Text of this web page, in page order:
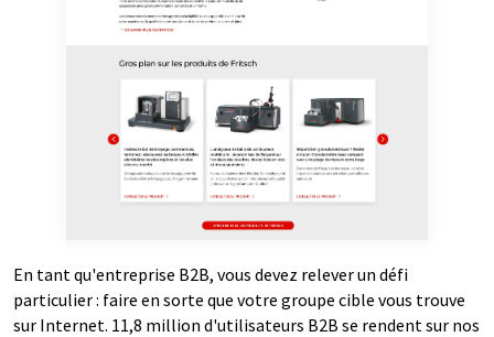
En tant qu'entreprise B2B, vous devez relever un défi
particulier : faire en sorte que votre groupe cible vous trouve
sur Internet. 11,8 million d'utilisateurs B2B se rendent sur nos